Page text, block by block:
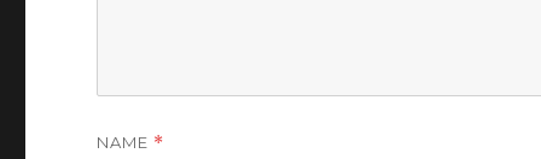
NAME *